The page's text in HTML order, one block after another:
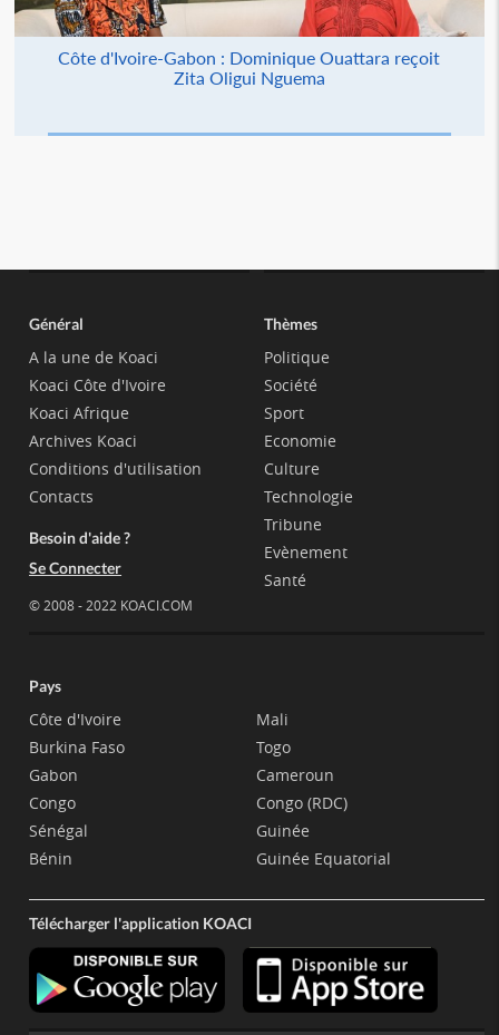
Côte d'Ivoire-Gabon : Dominique Ouattara reçoit
Zita Oligui Nguema
Général
A la une de Koaci
Koaci Côte d'Ivoire
Koaci Afrique
Archives Koaci
Conditions d'utilisation
Contacts
Besoin d'aide ?
Se Connecter
© 2008 - 2022 KOACI.COM
Thèmes
Politique
Société
Sport
Economie
Culture
Technologie
Tribune
Evènement
Santé
Pays
Côte d'Ivoire
Burkina Faso
Gabon
Congo
Sénégal
Bénin
Mali
Togo
Cameroun
Congo (RDC)
Guinée
Guinée Equatorial
Télécharger l'application KOACI